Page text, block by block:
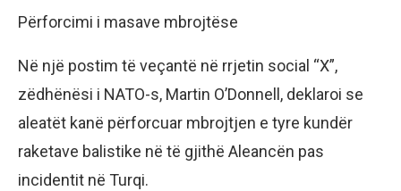
​Përforcimi i masave mbrojtëse
​Në një postim të veçantë në rrjetin social “X”,
zëdhënësi i NATO-s, Martin O’Donnell, deklaroi se
aleatët kanë përforcuar mbrojtjen e tyre kundër
raketave balistike në të gjithë Aleancën pas
incidentit në Turqi.